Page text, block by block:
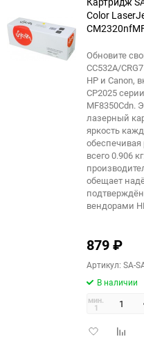
Color
8350Cdn,
Обновите
CC532A/
HP и Canon,
CP2025
MF8350Cdn.
лазерный
яркость
обеспечивая
всего 0.906
обещает
вендорами
879₽
Артикул: SA-
В наличии
мин.
1
Добавить